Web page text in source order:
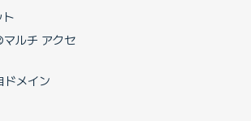
ト
ルチ アクセ
ドメイン